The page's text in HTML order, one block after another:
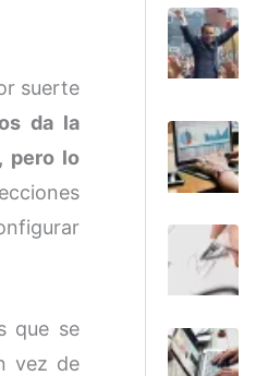
suerte
da la
pero lo
que se
vez de